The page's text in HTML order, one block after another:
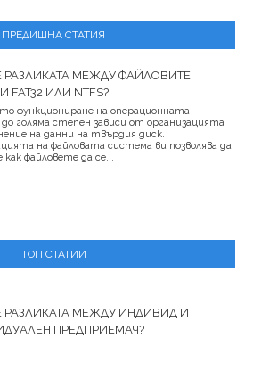
ПРЕДИШНА СТАТИЯ
РАЗЛИКАТА МЕЖДУ ФАЙЛОВИТЕ
FAT32 ИЛИ NTFS?
функциониране на операционната
голяма степен зависи от организацията
на данни на твърдия диск.
на файловата система ви позволява да
как файловете да се...
ТОП СТАТИИ
РАЗЛИКАТА МЕЖДУ ИНДИВИД И
ПРЕДПРИЕМАЧ?